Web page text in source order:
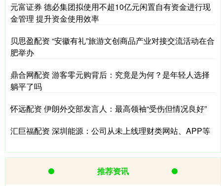
元富证券 德必集团拟使用不超10亿元闲置自有资金进行现
金管理 提升资金使用效率
贝思盈配资 “安徽有礼”旅游文创商品产业对接交流活动在合
肥举办
鼎合网配资 游客零元购背后：究竟是为何？是年轻人选择
躺平了吗
怀远配资 伊朗外交部发言人：最高领袖“受伤但情况良好”
汇巨福配资 深圳能源：公司从未上线理财类网站、APP等
推荐资讯